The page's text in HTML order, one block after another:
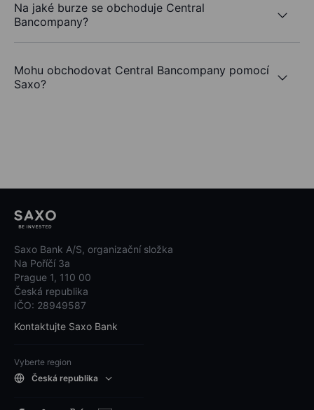
Na jaké burze se obchoduje Central
Bancompany?
Mohu obchodovat Central Bancompany pomocí
Saxo?
Saxo Bank A/S, organizační složka
Na Poříčí 3a
Prague 1, 110 00
Česká republika
IČO: 28949587
Kontaktujte Saxo Bank
Vyberte region
Česká republika